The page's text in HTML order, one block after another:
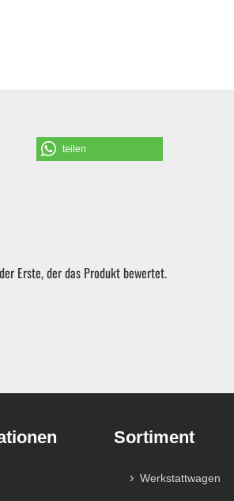
Spezialwerkzeug
teilen
Erste, der das Produkt bewertet.
Sortiment
Werkstattwagen